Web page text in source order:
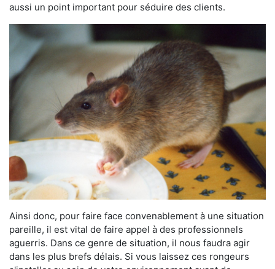
aussi un point important pour séduire des clients.
Ainsi donc, pour faire face convenablement à une situation
pareille, il est vital de faire appel à des professionnels
aguerris. Dans ce genre de situation, il nous faudra agir
dans les plus brefs délais. Si vous laissez ces rongeurs